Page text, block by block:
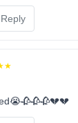
Reply